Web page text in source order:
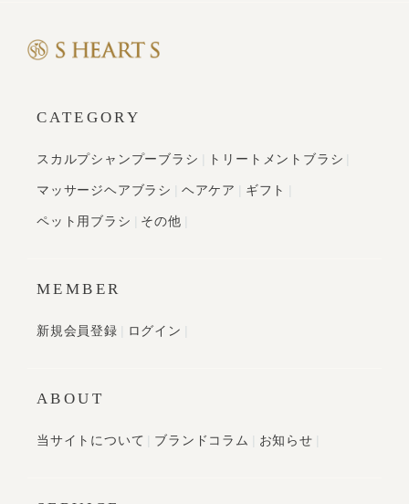
CATEGORY
スカルプシャンプーブラシ トリートメントブラシ
マッサージヘアブラシ ヘアケア ギフト
ペット用ブラシ その他
MEMBER
新規会員登録 ログイン
ABOUT
当サイトについて ブランドコラム お知らせ